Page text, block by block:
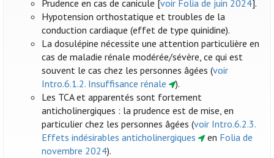
Prudence en cas de canicule [voir Folia de juin 2024].
Hypotension orthostatique et troubles de la
conduction cardiaque (effet de type quinidine).
La dosulépine nécessite une attention particulière en
cas de maladie rénale modérée/sévère, ce qui est
souvent le cas chez les personnes âgées (voir
Intro.6.1.2. Insuffisance rénale
).
Les TCA et apparentés sont fortement
anticholinergiques : la prudence est de mise, en
particulier chez les personnes âgées (voir Intro.6.2.3.
Effets indésirables anticholinergiques
en Folia de
novembre 2024).